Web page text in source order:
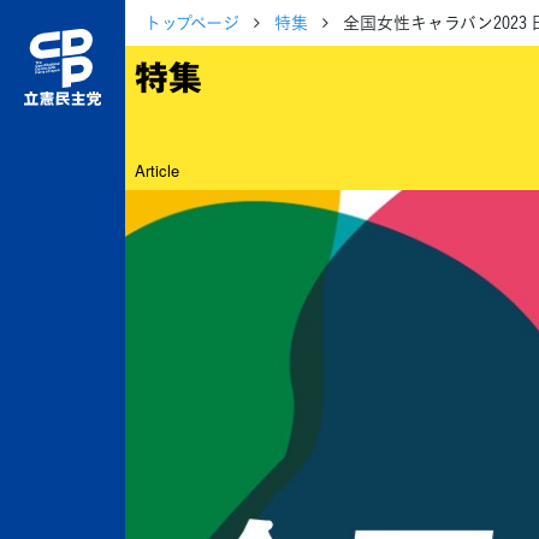
トップページ 特集 全国女性キャラバン2023
特集
Article